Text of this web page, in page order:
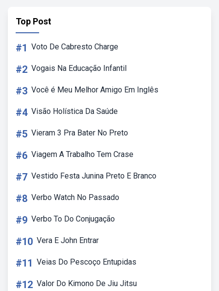
Top Post
#1 Voto De Cabresto Charge
#2 Vogais Na Educação Infantil
#3 Você é Meu Melhor Amigo Em Inglês
#4 Visão Holística Da Saúde
#5 Vieram 3 Pra Bater No Preto
#6 Viagem A Trabalho Tem Crase
#7 Vestido Festa Junina Preto E Branco
#8 Verbo Watch No Passado
#9 Verbo To Do Conjugação
#10 Vera E John Entrar
#11 Veias Do Pescoço Entupidas
#12 Valor Do Kimono De Jiu Jitsu